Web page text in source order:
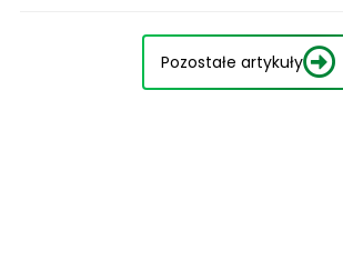
Pozostałe artykuły